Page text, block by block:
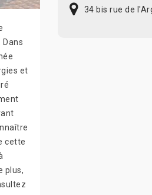
et
cette
plus,
34 bis rue de